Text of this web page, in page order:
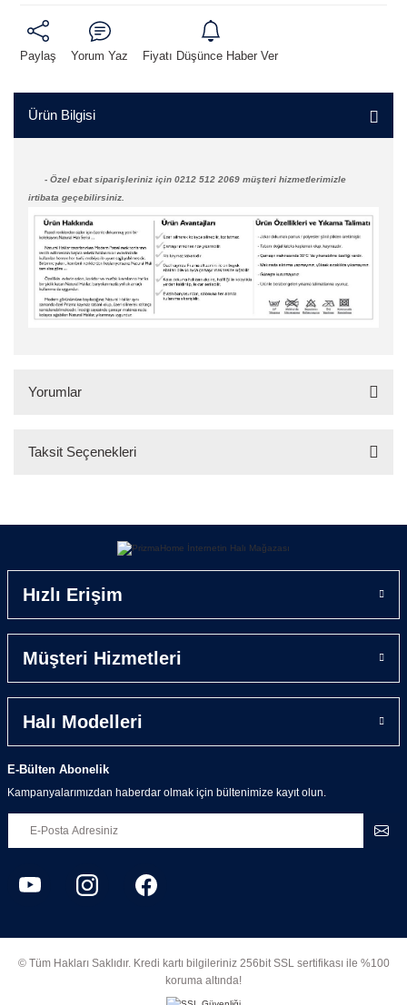
Paylaş Yorum Yaz Fiyatı Düşünce Haber Ver
Ürün Bilgisi
- Özel ebat siparişleriniz için 0212 512 2069 müşteri hizmetlerimizle
irtibata geçebilirsiniz.
Yorumlar
Yorum Yaz
Taksit Seçenekleri
Hızlı Erişim
Müşteri Hizmetleri
Halı Modelleri
E-Bülten Abonelik
Kampanyalarımızdan haberdar olmak için bültenimize kayıt olun.
© Tüm Hakları Saklıdır. Kredi kartı bilgileriniz 256bit SSL sertifikası ile %100
koruma altında!